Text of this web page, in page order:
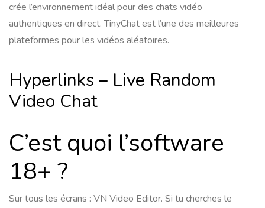
crée l’environnement idéal pour des chats vidéo
authentiques en direct. TinyChat est l’une des meilleures
plateformes pour les vidéos aléatoires.
Hyperlinks – Live Random
Video Chat
C’est quoi l’software
18+ ?
Sur tous les écrans : VN Video Editor. Si tu cherches le